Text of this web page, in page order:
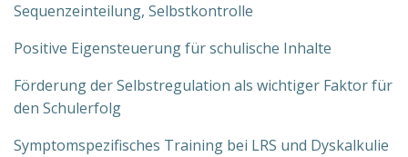
Sequenzeinteilung, Selbstkontrolle
Positive Eigensteuerung für schulische Inhalte
Förderung der Selbstregulation als wichtiger Faktor für
den Schulerfolg
Symptomspezifisches Training bei LRS und Dyskalkulie